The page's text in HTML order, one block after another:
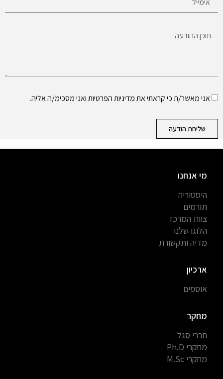
אני מאשר/ת כי קראתי אתמדיניות הפרטיותואני מסכימ/ה אליה.
שליחת הודעה
מי אנחנו
היסטוריה
תורמים
צוות המרכז
הלוגו שלנו
מדיה ותקשורת
ארכיון
אוספים
מחקר
חברי סגל
מחקרי Ph.D
מחקרי M.Sc